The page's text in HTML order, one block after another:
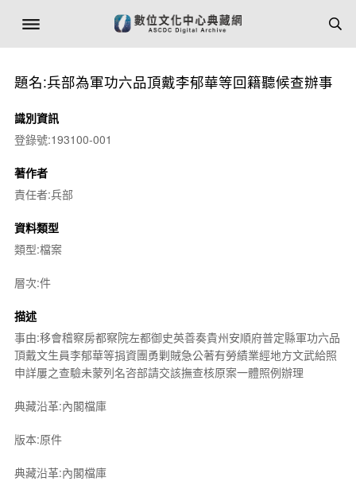
題名:兵部為軍功六品頂戴李郁華等回籍聽候查辦事
識別資訊
登錄號:193100-001
著作者
責任者:兵部
資料類型
類型:檔案
層次:件
描述
事由:移會稽察房都察院左都御史英善奏貴州安順府普定縣軍功六品
頂戴文生員李郁華等捐資團勇剿賊急公著有勞績業經地方文武給照
申詳屢之查驗未蒙列名咨部請交該撫查核原案一體照例辦理
典藏沿革:內閣檔庫
版本:原件
典藏沿革:內閣檔庫